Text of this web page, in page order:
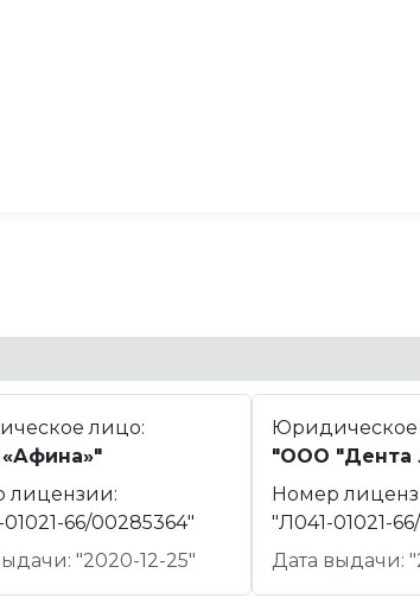
лицо:
лицензии:
66/00285364"
"2020-12-25"
Юридическое
"ООО "Дента
Номер
"Л041-01021-
Дата выдачи: